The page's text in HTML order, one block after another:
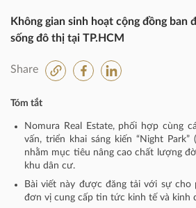
Không gian sinh hoạt cộng đồng ban
sống đô thị tại TP.HCM
Share
Tóm tắt
Nomura Real Estate, phối hợp cùng
vấn, triển khai sáng kiến “Night Park”
nhằm mục tiêu nâng cao chất lượng
khu dân cư.
Bài viết này được đăng tải với sự cho
đơn vị cung cấp tin tức kinh tế và kinh